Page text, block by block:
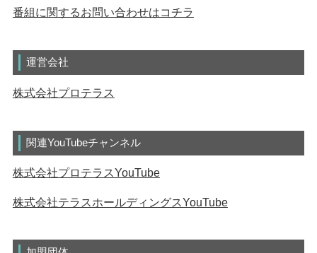
番組に関するお問い合わせはコチラ
運営会社
株式会社プロテラス
関連YouTubeチャンネル
株式会社プロテラスYouTube
株式会社テラスホールディングスYouTube